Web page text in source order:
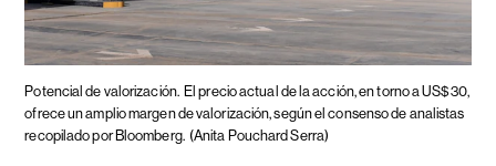
Potencial de valorización. El precio actual de la acción, en torno a US$30,
ofrece un amplio margen de valorización, según el consenso de analistas
recopilado por Bloomberg. (Anita Pouchard Serra)